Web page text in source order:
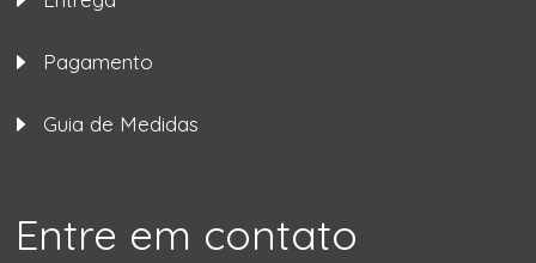
Pagamento
Guia de Medidas
Entre em contato